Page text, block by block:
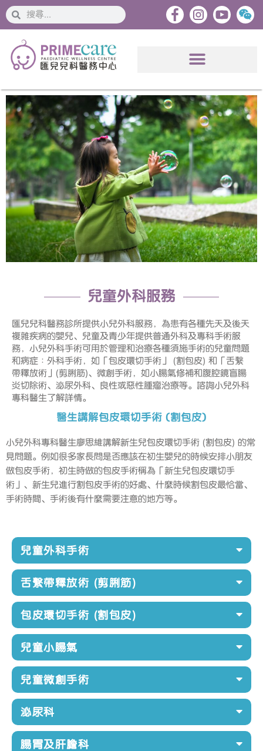
搜
索
搜
索
兒童外科服務
匯兒兒科醫務診所提供小兒外科服務，為患有各種先天及後天
複雜疾病的嬰兒、兒童及青少年提供普通外科及專科手術服
務，小兒外科手術可用於管理和治療各種須施手術的兒童問題
和病症︰外科手術，如「 包皮環切手術 」 (割包皮) 和「舌繫
帶釋放術」(剪脷筋)、微創手術，如小腸氣修補和腹腔鏡盲腸
炎切除術、泌尿外科、良性或惡性腫瘤治療等。諮詢小兒外科
專科醫生了解詳情。
醫生講解包皮環切手術 (割包皮)
小兒外科專科醫生廖思維講解新生兒包皮環切手術 (割包皮) 的常
見問題。例如很多家長問是否應該在初生嬰兒的時候安排小朋友
做包皮手術，初生時做的包皮手術稱為「新生兒包皮環切手
術」、新生兒進行割包皮手術的好處、什麼時候割包皮最恰當、
手術時間、手術後有什麼需要注意的地方等。
兒童外科手術
舌繫帶釋放術 (剪脷筋)
包皮環切手術 (割包皮)
兒童小腸氣
兒童微創手術
泌尿科
腸胃及肝膽科